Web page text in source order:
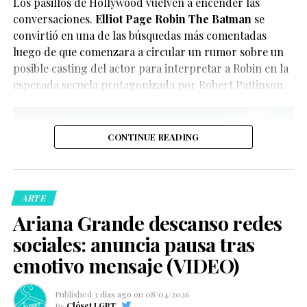
Glenn Close .
Ver esta publicación en Instagram
del momento.
Ver esta publicación en Instagram
acudieron al domicilio tras recibir llamadas de personas
preocupadas por el bienestar del creador de contenido.
Posteriormente, las autoridades confirmaron que la
persona fue trasladada de manera segura a un hospital
local para recibir atención médica.
conversaciones. Elliot Page Robin The Batmanse
convirtió en una de las búsquedas más comentadas
luego de que comenzara a circular un rumor sobre un
posible casting del actor para interpretar a Robin en la
esperada secuela protagonizada por Robert Pattinson.
CONTINUE READING
ARTE
Ariana Grande descanso redes
sociales: anuncia pausa tras
emotivo mensaje (VIDEO)
Published 3 días ago on 08/04/2026